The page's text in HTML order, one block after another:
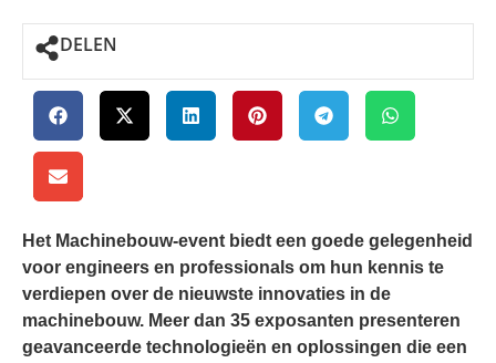
DELEN
Het Machinebouw-event biedt een goede gelegenheid
voor engineers en professionals om hun kennis te
verdiepen over de nieuwste innovaties in de
machinebouw. Meer dan 35 exposanten presenteren
geavanceerde technologieën en oplossingen die een